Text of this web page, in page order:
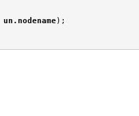
un.nodename);